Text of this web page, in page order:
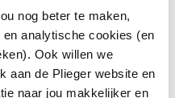
nog beter te maken,
analytische cookies (en
Ook willen we
aan de Plieger website en
naar jou makkelijker en
meer